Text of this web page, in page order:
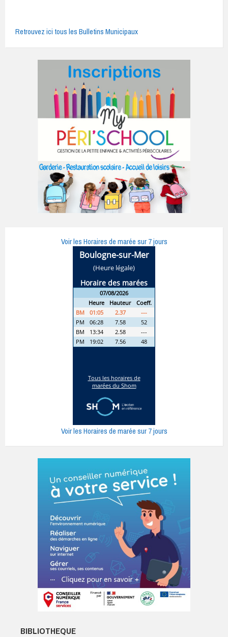
Retrouvez ici tous les Bulletins Municipaux
Voir les Horaires de marée sur 7 jours
Voir les Horaires de marée sur 7 jours
BIBLIOTHEQUE